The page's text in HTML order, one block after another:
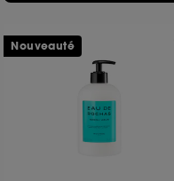
Nouveauté